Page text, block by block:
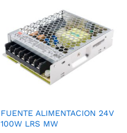
FUENTE ALIMENTACION 24V
100W LRS MW